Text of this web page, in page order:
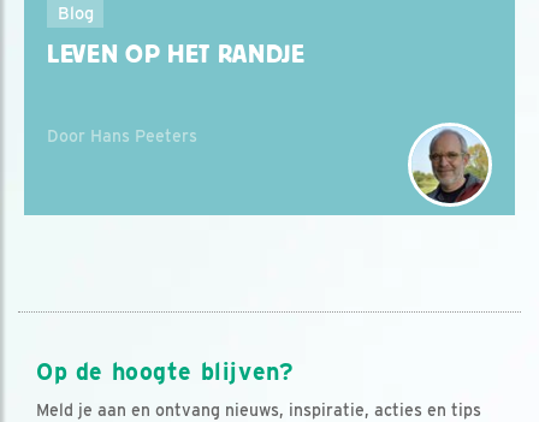
Blog
LEVEN OP HET RANDJE
Door Hans Peeters
Op de hoogte blijven?
Meld je aan en ontvang nieuws, inspiratie, acties en tips